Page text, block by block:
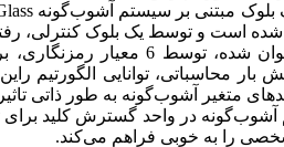
شده است و توسط یک بلوک کنترلی،
روش‌های رمزنگاری عنوان
2 درصد افزایش بار محاسباتی، توانایی
متغیر آشوب‌گونه به‌ طور ذاتی
آشوب‌گونه در واحد گسترش کلید
را به خوبی فراهم می‌کند.